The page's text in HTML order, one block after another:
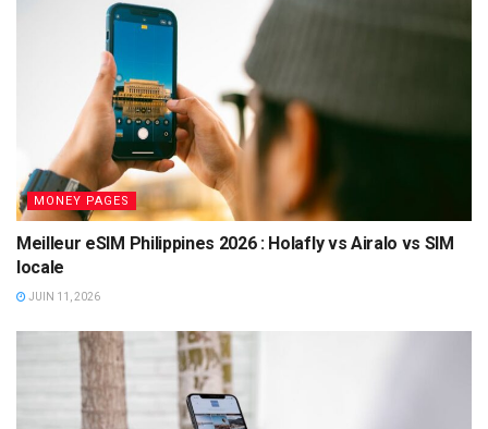
MONEY PAGES
Meilleur eSIM Philippines 2026 : Holafly vs Airalo vs SIM
locale
JUIN 11, 2026